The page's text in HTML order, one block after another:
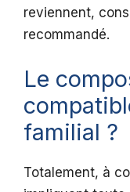
reviennent,
recommandé.
Le
familial ?
Totalement, à